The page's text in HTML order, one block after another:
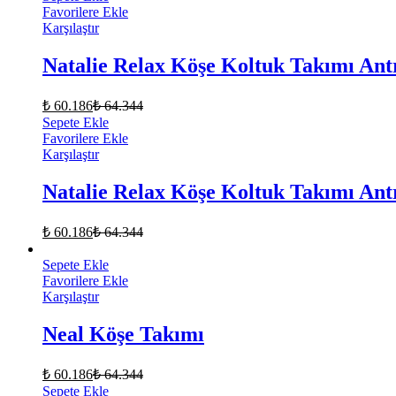
Favorilere Ekle
Karşılaştır
Natalie Relax Köşe Koltuk Takımı
₺ 60.186₺64.344
Sepete Ekle
Favorilere Ekle
Karşılaştır
Natalie Relax Köşe Koltuk Takımı
₺ 60.186₺64.344
Sepete Ekle
Favorilere Ekle
Karşılaştır
Neal Köşe Takımı
₺ 60.186₺64.344
Sepete Ekle